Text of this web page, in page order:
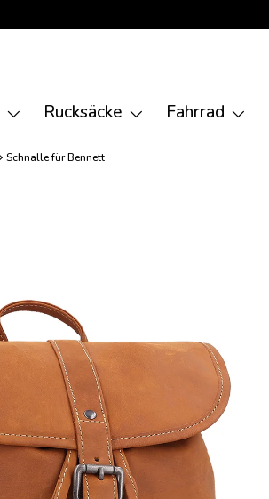
Rucksäcke Fahrrad
Schnalle für Bennett